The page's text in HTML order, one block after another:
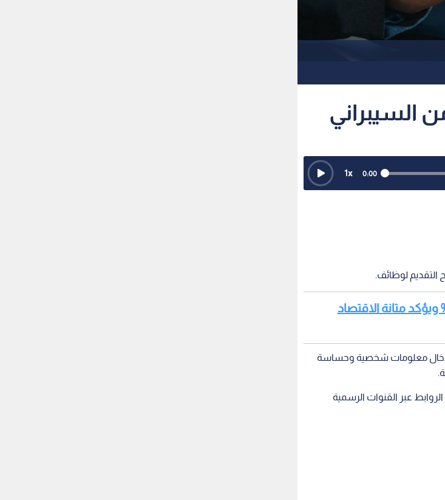
السيبراني
0:00
1x
التقديم لوظائف.
أيضا: البنك المركزي الأردني يبقي سعر الفائدة عند 5.75% ويؤكد متانة الاقتصاد
إدخال معلومات شخصية وحساسة
عبر القنوات الرسمية